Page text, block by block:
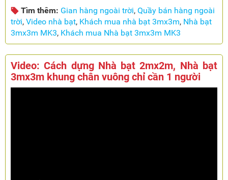
Tìm thêm: Gian hàng ngoài trời, Quầy bán hàng ngoài
trời, Video nhà bạt, Khách mua nhà bạt 3mx3m, Nhà bạt
3mx3m MK3, Khách mua Nhà bạt 3mx3m MK3
Video: Cách dựng Nhà bạt 2mx2m, Nhà bạt
3mx3m khung chân vuông chỉ cần 1 người